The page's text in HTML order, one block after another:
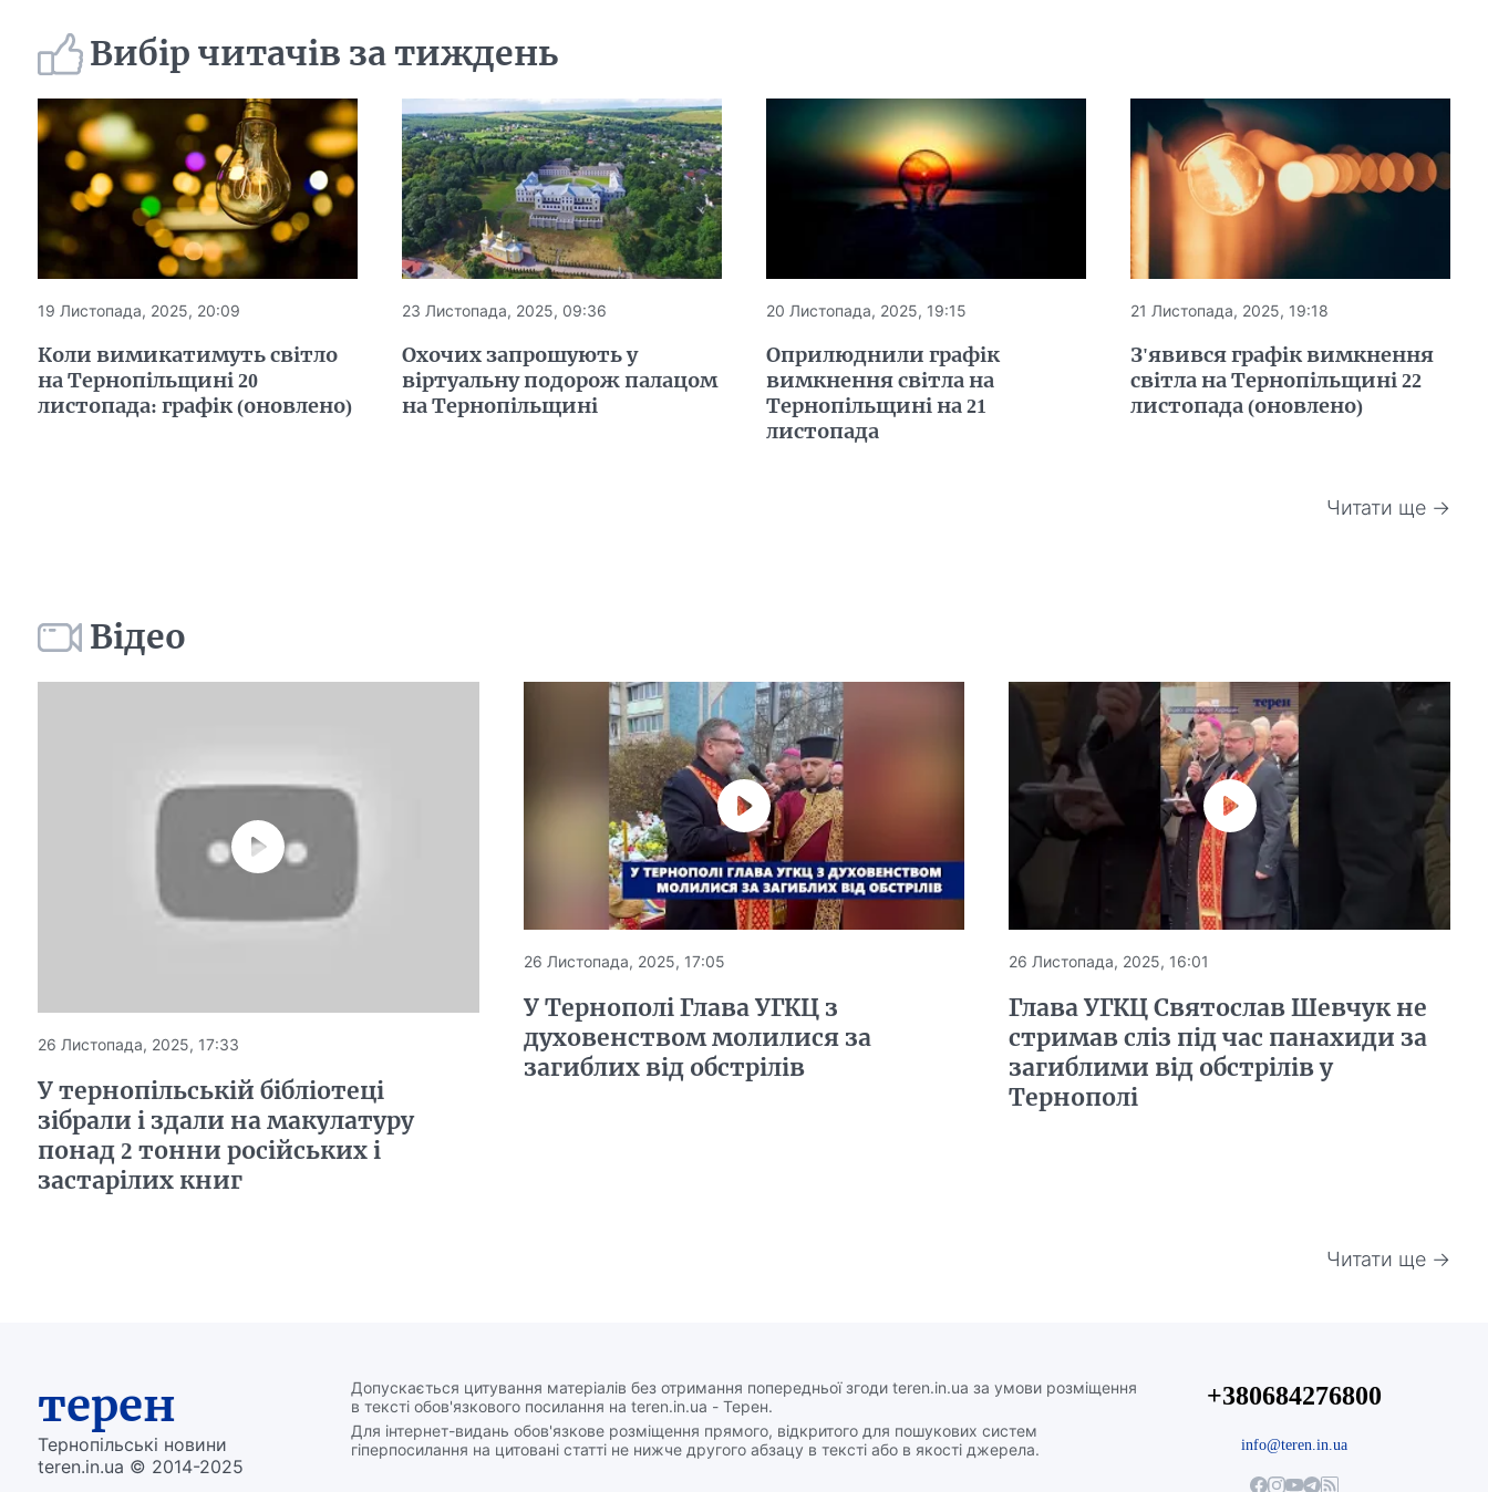
Вибір читачів за тиждень
19 Листопада, 2025, 20:09
Коли вимикатимуть світло
на Тернопільщині 20
листопада: графік (оновлено)
23 Листопада, 2025, 09:36
Охочих запрошують у
віртуальну подорож палацом
на Тернопільщині
20 Листопада, 2025, 19:15
Оприлюднили графік
вимкнення світла на
Тернопільщині на 21
листопада
21 Листопада, 2025, 19:18
З'явився графік вимкнення
світла на Тернопільщині 22
листопада (оновлено)
Читати ще →
Відео
26 Листопада, 2025, 17:33
У тернопільській бібліотеці
зібрали і здали на макулатуру
понад 2 тонни російських і
застарілих книг
26 Листопада, 2025, 17:05
У Тернополі Глава УГКЦ з
духовенством молилися за
загиблих від обстрілів
26 Листопада, 2025, 16:01
Глава УГКЦ Святослав Шевчук не
стримав сліз під час панахиди за
загиблими від обстрілів у
Тернополі
Читати ще →
терен
Тернопільські новини
teren.in.ua © 2014-2025
Допускається цитування матеріалів без отримання попередньої згоди teren.in.ua за умови розміщення
в тексті обов'язкового посилання на teren.in.ua - Терен.
Для інтернет-видань обов'язкове розміщення прямого, відкритого для пошукових систем
гіперпосилання на цитовані статті не нижче другого абзацу в тексті або в якості джерела.
+380684276800
info@teren.in.ua